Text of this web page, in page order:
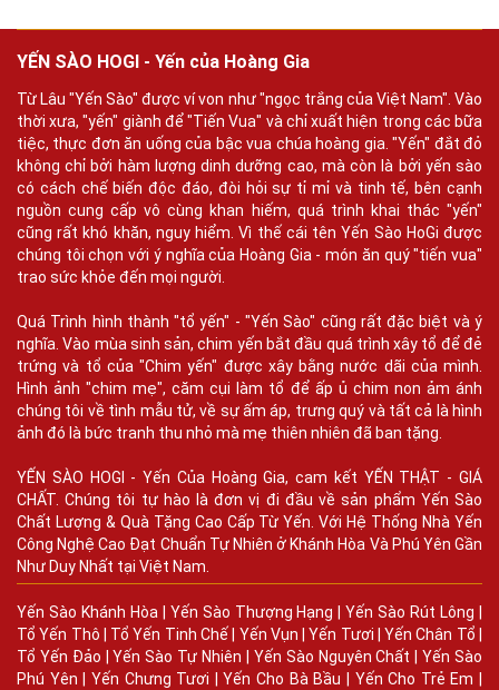
YẾN SÀO HOGI - Yến của Hoàng Gia
Từ Lâu "Yến Sào" được ví von như "ngọc trắng của Việt Nam". Vào
thời xưa, "yến" giành để "Tiến Vua" và chỉ xuất hiện trong các bữa
tiệc, thực đơn ăn uống của bậc vua chúa hoàng gia. "Yến" đắt đỏ
không chỉ bởi hàm lượng dinh dưỡng cao, mà còn là bởi yến sào
có cách chế biến độc đáo, đòi hỏi sự tỉ mỉ và tinh tế, bên cạnh
nguồn cung cấp vô cùng khan hiếm, quá trình khai thác "yến"
cũng rất khó khăn, nguy hiểm. Vì thế cái tên Yến Sào HoGi được
chúng tôi chọn với ý nghĩa của Hoàng Gia - món ăn quý "tiến vua"
trao sức khỏe đến mọi người.
Quá Trình hình thành "tổ yến" - "Yến Sào" cũng rất đặc biệt và ý
nghĩa. Vào mùa sinh sản, chim yến bắt đầu quá trình xây tổ để đẻ
trứng và tổ của "Chim yến" được xây bằng nước dãi của mình.
Hình ảnh "chim mẹ", căm cụi làm tổ để ấp ủ chim non ảm ánh
chúng tôi về tình mẫu tử, về sự ấm áp, trưng quý và tất cả là hình
ảnh đó là bức tranh thu nhỏ mà mẹ thiên nhiên đã ban tặng.
YẾN SÀO HOGI - Yến Của Hoàng Gia, cam kết YẾN THẬT - GIÁ
CHẤT. Chúng tôi tự hào là đơn vị đi đầu về sản phẩm Yến Sào
Chất Lượng & Quà Tặng Cao Cấp Từ Yến. Với Hệ Thống Nhà Yến
Công Nghệ Cao Đạt Chuẩn Tự Nhiên ở Khánh Hòa Và Phú Yên Gần
Như Duy Nhất tại Việt Nam.
Yến Sào Khánh Hòa Yến Sào Thượng Hạng |Yến Sào Rút Lông
Tổ Yến Thô
Tổ Yến Tinh Chế Yến Vụn |Yến Tươi |Yến Chân Tổ
Tổ Yến Đảo |Yến Sào Tự Nhiên Yến Sào Nguyên Chất |Yến Sào
Phú Yên
Yến Chưng Tươi |Yến Cho Bà Bầu Yến Cho Trẻ Em